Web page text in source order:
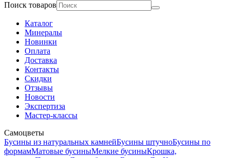
Поиск товаров
Каталог
Минералы
Новинки
Оплата
Доставка
Контакты
Скидки
Отзывы
Новости
Экспертиза
Мастер-классы
Самоцветы
Бусины из натуральных камнейБусины штучноБусины по
формамМатовые бусиныМелкие бусиныКрошка,